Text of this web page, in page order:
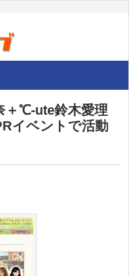
＋℃-ute鈴木愛理
イベントで活動